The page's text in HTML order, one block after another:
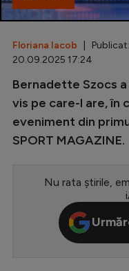
Diverse
Inedit
CM
Premier
Floriana Iacob |
20.09.2025 17:24
Bernadette Szocs
vis pe care-l are, în
eveniment din
SPORT MAGAZINE.
Nu rata știrile,